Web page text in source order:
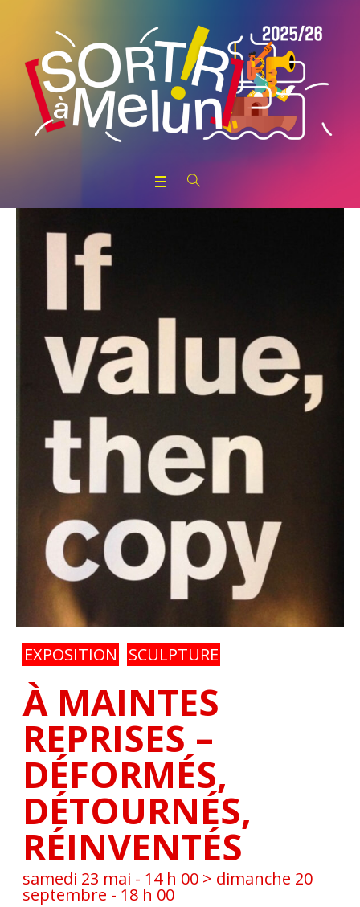
EXPOSITION SCULPTURE
À MAINTES
REPRISES –
DÉFORMÉS,
DÉTOURNÉS,
RÉINVENTÉS
samedi 23 mai - 14 h 00 > dimanche 20
septembre - 18 h 00